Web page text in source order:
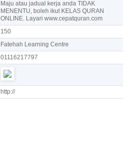
Maju atau jadual kerja anda TIDAK
MENENTU, boleh ikut KELAS QURAN
ONLINE. Layari www.cepatquran.com
150
Fatehah Learning Centre
01116217797
http://